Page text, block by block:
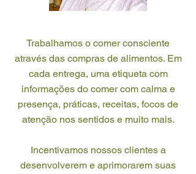
Trabalhamos o comer consciente
através das compras de alimentos. Em
cada entrega, uma etiqueta com
informações do comer com calma e
presença, práticas, receitas, focos de
atenção nos sentidos e muito mais.
Incentivamos nossos clientes a
desenvolverem e aprimorarem suas